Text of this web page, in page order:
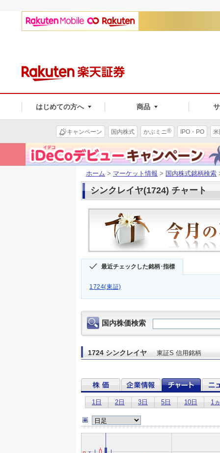
はじめての方へ 商品
キャンペーン 国内株式 かぶミニ® IPO・PO
ホーム > マーケット情報 > 国内株式銘柄検索
シンクレイヤ(1724) チャート
最近チェックした銘柄･指標
1724(東証)